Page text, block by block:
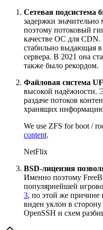
Сетевая подсистема
задержки
поэтому потоковый
качестве ОС для
стабильно выдающая
сервера. В 2021 она
также было рекордом.
Файловая система
высокой надёжности.
раздаче потоков
хранящих
We use ZFS for boot /
content.
NetFlix
BSD-лицензия
Именно поэтому
популярнейшей
3, по этой же причине
виден уклон в
OpenSSH и схем